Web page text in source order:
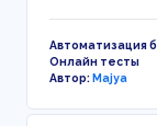
Автоматизация
Онлайн тесты
Автор:Majya